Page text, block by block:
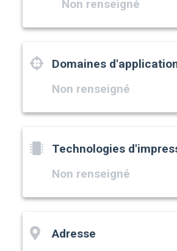
Non renseigné
Domaines
Non renseigné
Technologies
Non renseigné
Adresse